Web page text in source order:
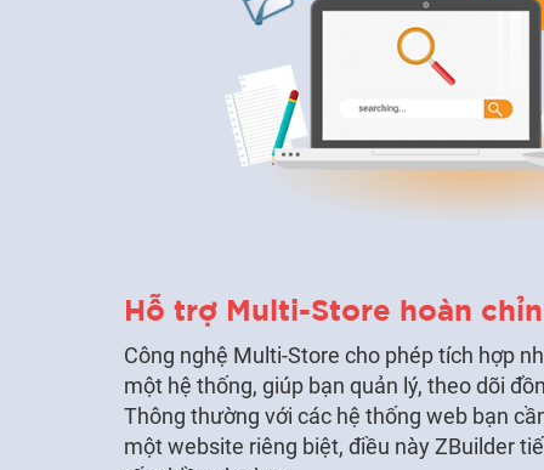
Hỗ trợ Multi-Store hoàn
Công nghệ Multi-Store cho phép tích hợp
một hệ thống, giúp bạn quản lý, theo dõi
Thông thường với các hệ thống web bạn
một website riêng biệt, điều này ZBuilder